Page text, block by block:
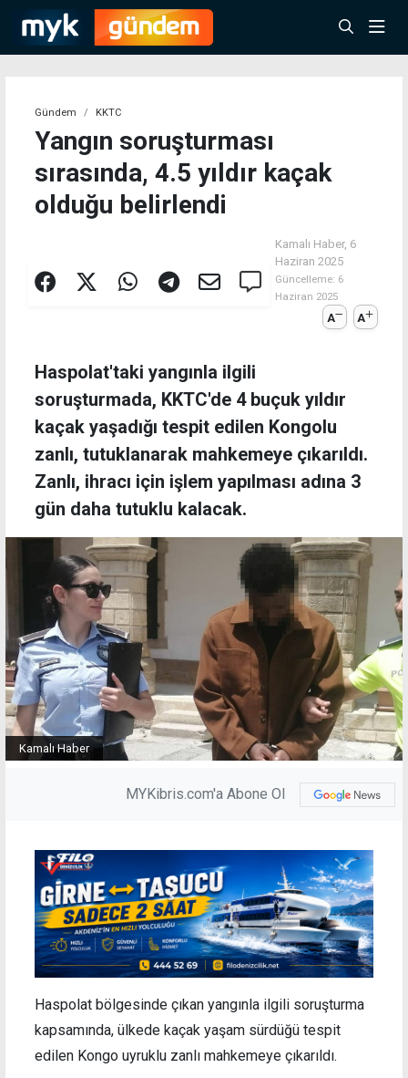
Gündem KKTC
Yangın soruşturması
sırasında, 4.5 yıldır kaçak
olduğu belirlendi
Kamalı Haber, 6
Haziran 2025
Güncelleme: 6
Haziran 2025
A A
Haspolat'taki yangınla ilgili
soruşturmada, KKTC'de 4 buçuk yıldır
kaçak yaşadığı tespit edilen Kongolu
zanlı, tutuklanarak mahkemeye çıkarıldı.
Zanlı, ihracı için işlem yapılması adına 3
gün daha tutuklu kalacak.
Kamalı Haber
MYKibris.com'a Abone Ol
Haspolat bölgesinde çıkan yangınla ilgili soruşturma
kapsamında, ülkede kaçak yaşam sürdüğü tespit
edilen Kongo uyruklu zanlı mahkemeye çıkarıldı.